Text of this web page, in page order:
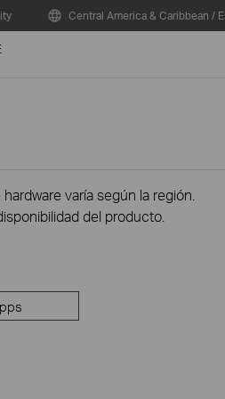
Central America & Caribbean /
varía según la región.
del producto.